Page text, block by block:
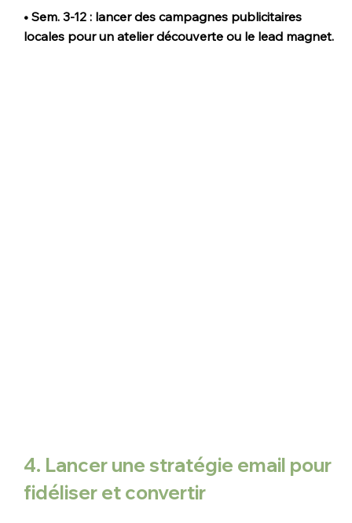
• Sem. 3-12 : lancer des campagnes publicitaires
locales pour un atelier découverte ou le lead magnet.
4. Lancer une stratégie email pour
fidéliser et convertir